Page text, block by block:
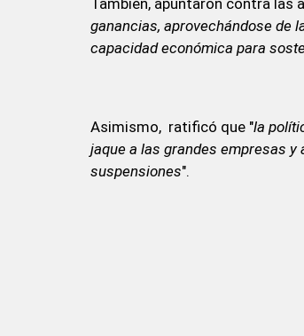
También, apuntaron contra las
ganancias, aprovechándose de
capacidad económica para
Asimismo, ratificó que "la
jaque a las grandes empresas
suspensiones".